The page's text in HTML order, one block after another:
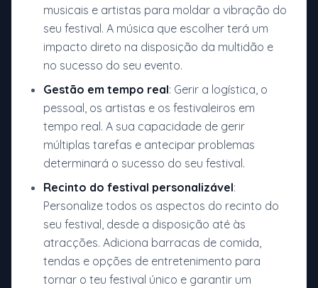
musicais e artistas para moldar a vibração do
seu festival. A música que escolher terá um
impacto direto na disposição da multidão e
no sucesso do seu evento.
Gestão em tempo real: Gerir a logística, o
pessoal, os artistas e os festivaleiros em
tempo real. A sua capacidade de gerir
múltiplas tarefas e antecipar problemas
determinará o sucesso do seu festival.
Recinto do festival personalizável:
Personalize todos os aspectos do recinto do
seu festival, desde a disposição até às
atracções. Adiciona barracas de comida,
tendas e opções de entretenimento para
tornar o teu festival único e garantir um